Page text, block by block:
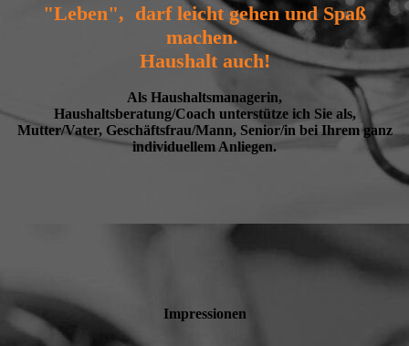
"Leben", darf leicht gehen und Spaß
machen.
Haushalt auch!
Als Haushaltsmanagerin,
Haushaltsberatung/Coach unterstütze ich Sie als,
Mutter/Vater, Geschäftsfrau/Mann, Senior/in bei Ihrem ganz
individuellem Anliegen.
Impressionen